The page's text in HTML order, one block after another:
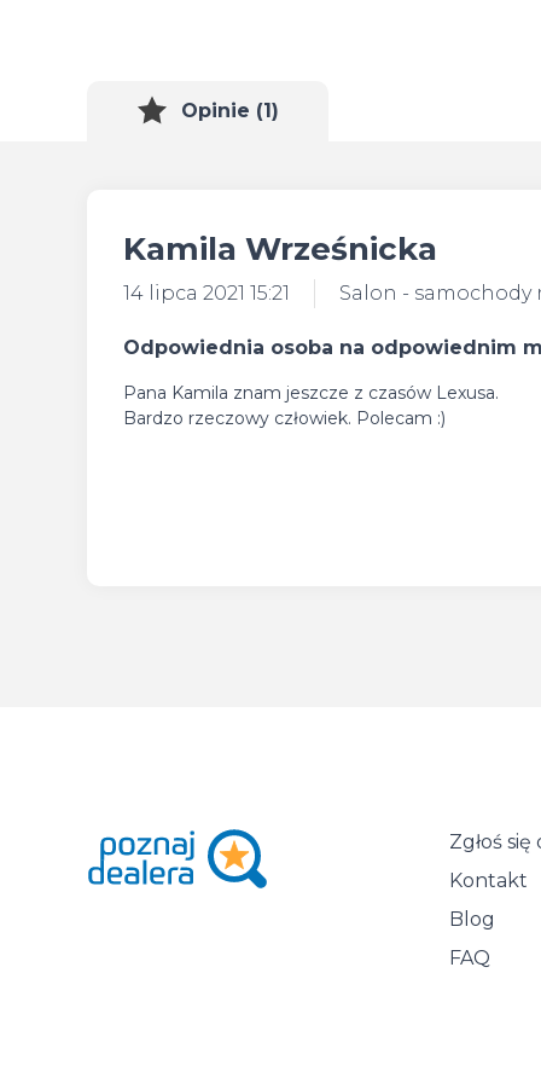
Opinie (1)
Kamila Wrześnicka
14 lipca 2021 15:21 Salon - samochody
Odpowiednia osoba na odpowiednim
Pana Kamila znam jeszcze z czasów Lexusa.
Bardzo rzeczowy człowiek. Polecam :)
Zgłoś
Kontakt
Blog
FAQ